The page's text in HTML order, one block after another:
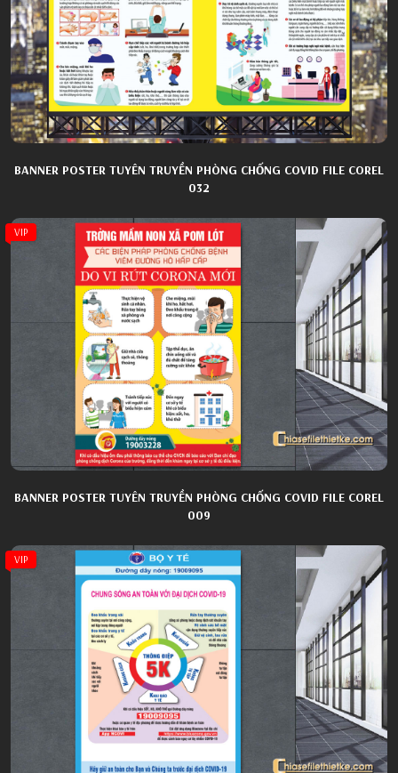
BANNER POSTER TUYÊN TRUYỀN PHÒNG CHỐNG COVID FILE COREL
032
VIP
BANNER POSTER TUYÊN TRUYỀN PHÒNG CHỐNG COVID FILE COREL
009
VIP